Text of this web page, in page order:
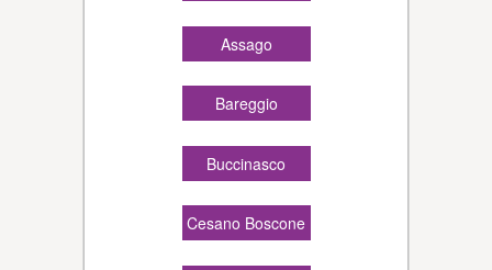
Assago
Bareggio
Buccinasco
Cesano Boscone